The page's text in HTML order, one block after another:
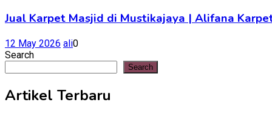
Jual Karpet Masjid di Mustikajaya | Alifana
12 May 2026 ali0
Search
Search
Artikel Terbaru